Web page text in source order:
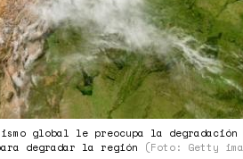
global le preocupa la
degradar la región
(Foto: Getty